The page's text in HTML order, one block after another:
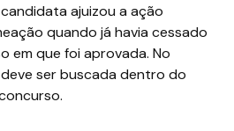
ajuizou a ação
quando já havia cessado
em que foi aprovada. No
ser buscada dentro do